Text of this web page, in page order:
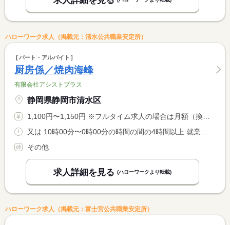
ハローワーク求人（掲載元：清水公共職業安定所）
パート・アルバイト
厨房係／焼肉海峰
有限会社アシストプラス
静岡県静岡市清水区
1,100円〜1,150円 ※フルタイム求人の場合は月額（換算額）、パート求人の場合は時間額を表示しています。
又は 10時00分〜0時00分の時間の間の4時間以上 就業時間に関する特記事項 休憩：法定通り付与
その他
求人詳細を見る (ハローワークより転載)
ハローワーク求人（掲載元：富士宮公共職業安定所）